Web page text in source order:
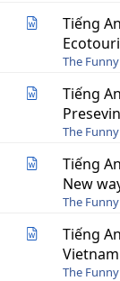
Tiếng
The Funny
Tiếng
The Funny
Tiếng
New
The Funny
Tiếng
The Funny